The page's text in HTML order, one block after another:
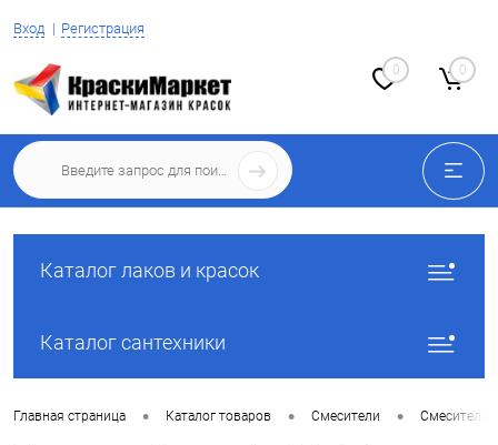
Вход Регистрация
0 0
Каталог лаков и красок
Каталог сантехники
Главная страница • Каталог товаров • Смесители • Смесители